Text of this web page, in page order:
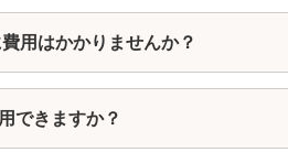
用はかかりませんか？
できますか？